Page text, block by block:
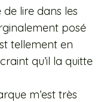
lire dans les
posé
tellement en
qu’il la quitte
m’est très